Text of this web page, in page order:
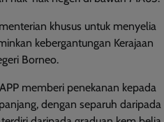
khusus untuk menyelia
kebergantungan Kerajaan
Borneo.
memberi penekanan kepada
dengan separuh daripada